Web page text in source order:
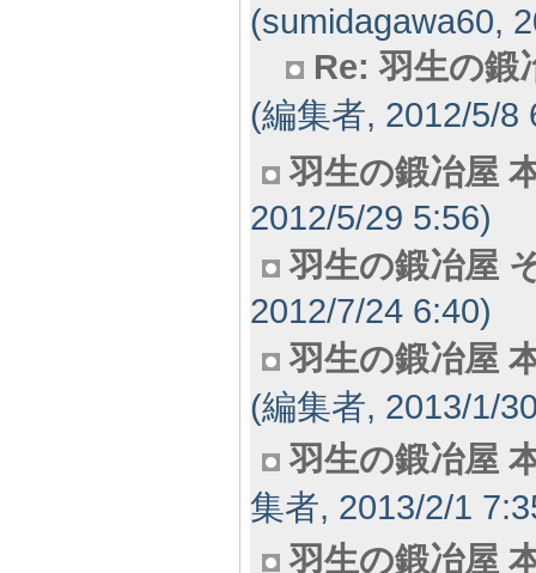
(sumidagawa60,
Re: 羽生の鍛
(編集者, 2012/5/8
羽生の鍛冶屋
2012/5/29 5:56)
羽生の鍛冶屋
2012/7/24 6:40)
羽生の鍛冶屋
(編集者, 2013/1/
羽生の鍛冶屋
集者, 2013/2/1
羽生の鍛冶屋